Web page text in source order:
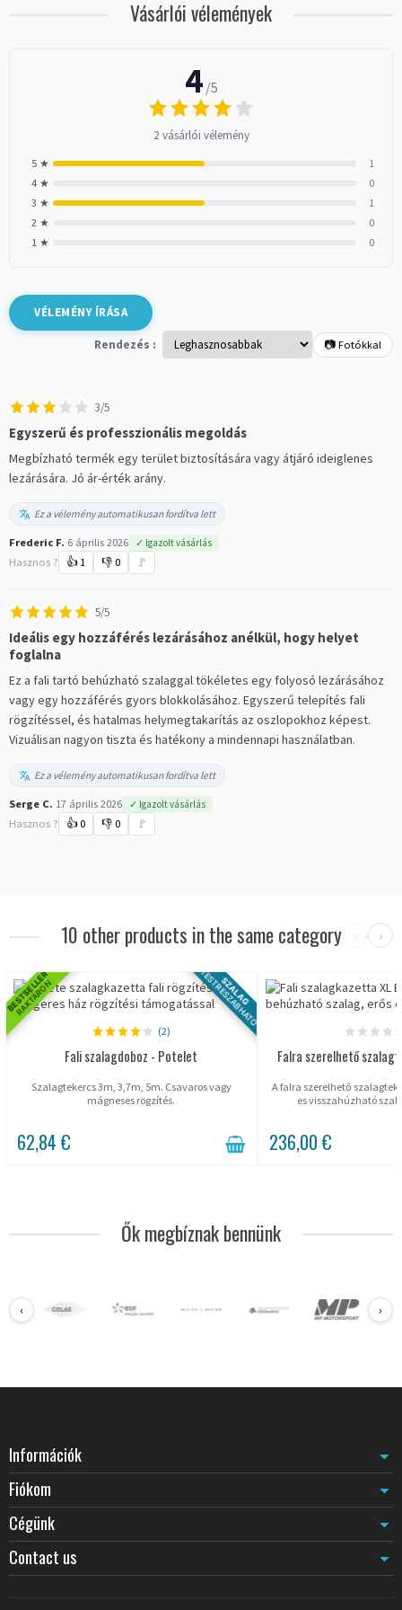
Vásárlói vélemények
4 /5
2 vásárlói vélemény
5 ★
1
4 ★
0
3 ★
1
2 ★
0
1 ★
0
VÉLEMÉNY ÍRÁSA
Rendezés : 📷 Fotókkal
3/5
Egyszerű és professzionális megoldás
Megbízható termék egy terület biztosítására vagy átjáró ideiglenes
lezárására. Jó ár-érték arány.
Ez a vélemény automatikusan fordítva lett
Frederic F.·6 április 2026 ✓ Igazolt vásárlás
Hasznos ? 👍 1 👎 0 🚩
5/5
Ideális egy hozzáférés lezárásához anélkül, hogy helyet
foglalna
Ez a fali tartó behúzható szalaggal tökéletes egy folyosó lezárásához
vagy egy hozzáférés gyors blokkolásához. Egyszerű telepítés fali
rögzítéssel, és hatalmas helymegtakarítás az oszlopokhoz képest.
Vizuálisan nagyon tiszta és hatékony a mindennapi használatban.
Ez a vélemény automatikusan fordítva lett
Serge C.·17 április 2026 ✓ Igazolt vásárlás
Hasznos ? 👍 0 👎 0 🚩
10 other products in the same category ‹ ›
BESTSELLER
RAKTÁRON SZALAG
TESTRESZABHATÓ
(2)
Fali szalagdoboz - Potelet
Szalagtekercs 3m, 3,7m, 5m. Csavaros vagy
mágneses rögzítés.
62,84 €
Falra szerelhető
A falra szerelhető
es visszahúzható
236,00 €
Ők megbíznak bennünk
‹ ›
Információk
Fiókom
Cégünk
Contact us